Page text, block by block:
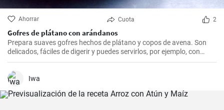
Ahorrar Cuota 2
Gofres de plátano con arándanos
Prepara suaves gofres hechos de plátano y copos de avena. Son
delicados, fáciles de digerir y puedes servirlos, por ejemplo, con
arándanos frescos y sirope de arándanos.
Iwa